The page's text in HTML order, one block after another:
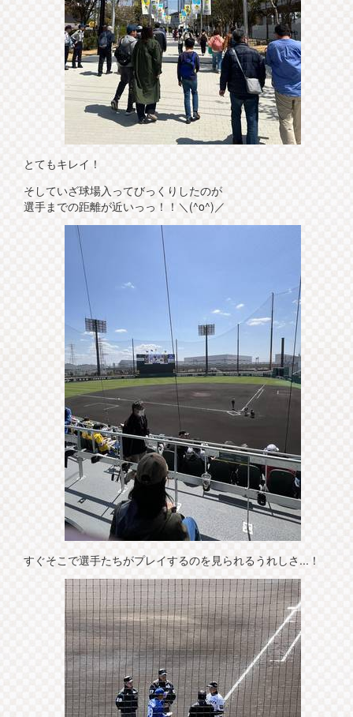
とてもキレイ！
そしていざ球場入ってびっくりしたのが
選手までの距離が近いっっ！！＼(^o^)／
すぐそこで選手たちがプレイするのを見られるうれしさ...！